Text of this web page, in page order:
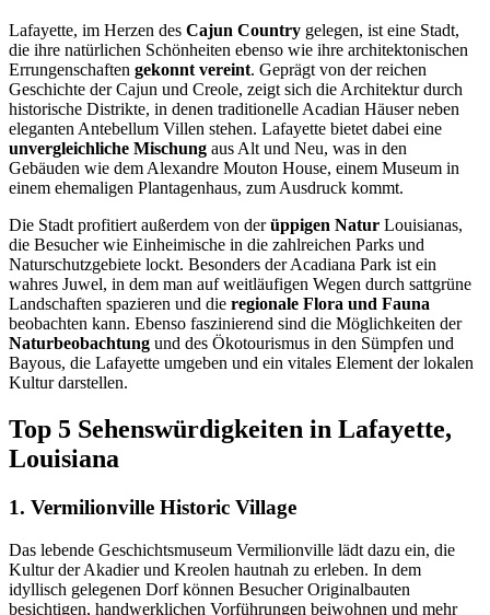
Lafayette, im Herzen des Cajun Country gelegen, ist eine Stadt,
die ihre natürlichen Schönheiten ebenso wie ihre architektonischen
Errungenschaften gekonnt vereint. Geprägt von der reichen
Geschichte der Cajun und Creole, zeigt sich die Architektur durch
historische Distrikte, in denen traditionelle Acadian Häuser neben
eleganten Antebellum Villen stehen. Lafayette bietet dabei eine
unvergleichliche Mischung aus Alt und Neu, was in den
Gebäuden wie dem Alexandre Mouton House, einem Museum in
einem ehemaligen Plantagenhaus, zum Ausdruck kommt.
Die Stadt profitiert außerdem von derüppigen Natur Louisianas,
die Besucher wie Einheimische in die zahlreichen Parks und
Naturschutzgebiete lockt. Besonders der Acadiana Park ist ein
wahres Juwel, in dem man auf weitläufigen Wegen durch sattgrüne
Landschaften spazieren und die regionale Flora und Fauna
beobachten kann. Ebenso faszinierend sind die Möglichkeiten der
Naturbeobachtung und des Ökotourismus in den Sümpfen und
Bayous, die Lafayette umgeben und ein vitales Element der lokalen
Kultur darstellen.
Top 5 Sehenswürdigkeiten in Lafayette,
Louisiana
1. Vermilionville Historic Village
Das lebende Geschichtsmuseum Vermilionville lädt dazu ein, die
Kultur der Akadier und Kreolen hautnah zu erleben. In dem
idyllisch gelegenen Dorf können Besucher Originalbauten
besichtigen, handwerklichen Vorführungen beiwohnen und mehr